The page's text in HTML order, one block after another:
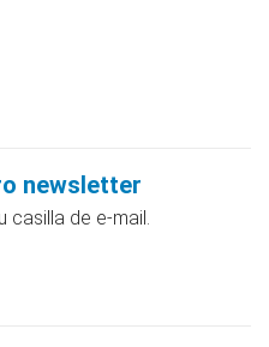
newsletter
casilla de e-mail.